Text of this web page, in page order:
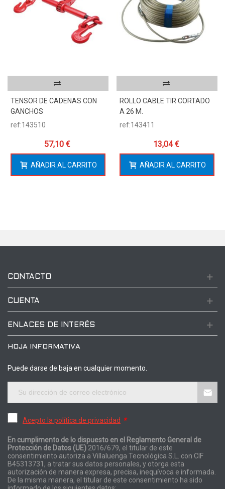
TENSOR DE CADENAS CON
GANCHOS
ref:143510
57,10 €
AÑADIR AL CARRITO
ROLLO CABLE TIR CORTADO
A 26 M.
ref:143411
13,04 €
AÑADIR AL CARRITO
CONTACTO
CUENTA
ENLACES DE INTERÉS
HOJA INFORMATIVA
Puede darse de baja en cualquier momento.
Acepto la política de privacidad *
En cumplimento de lo dispuesto en el Reglamento General de
Protección de Datos (UE) 2016/679, el titular de este
consentimiento autoriza a Villaluenga Tecnológica S.L. con CIF
B45313731, a tratar sus datos personales, y otorga esta
autorización de manera expresa, precisa, inequívoca e informada.
De la misma manera, el titular de este consentimiento ha sido